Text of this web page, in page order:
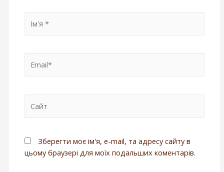
Зберегти моє ім'я, e-mail, та адресу сайту в
цьому браузері для моїх подальших коментарів.